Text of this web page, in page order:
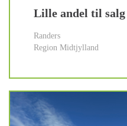
Lille andel til salg
Randers
Region Midtjylland